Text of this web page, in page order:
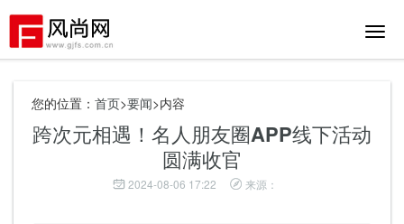
切
您的位置： 首页>要闻>内容
跨次元相遇！名人朋友圈APP线下活动
圆满收官
2024-08-06 17:22 来源：